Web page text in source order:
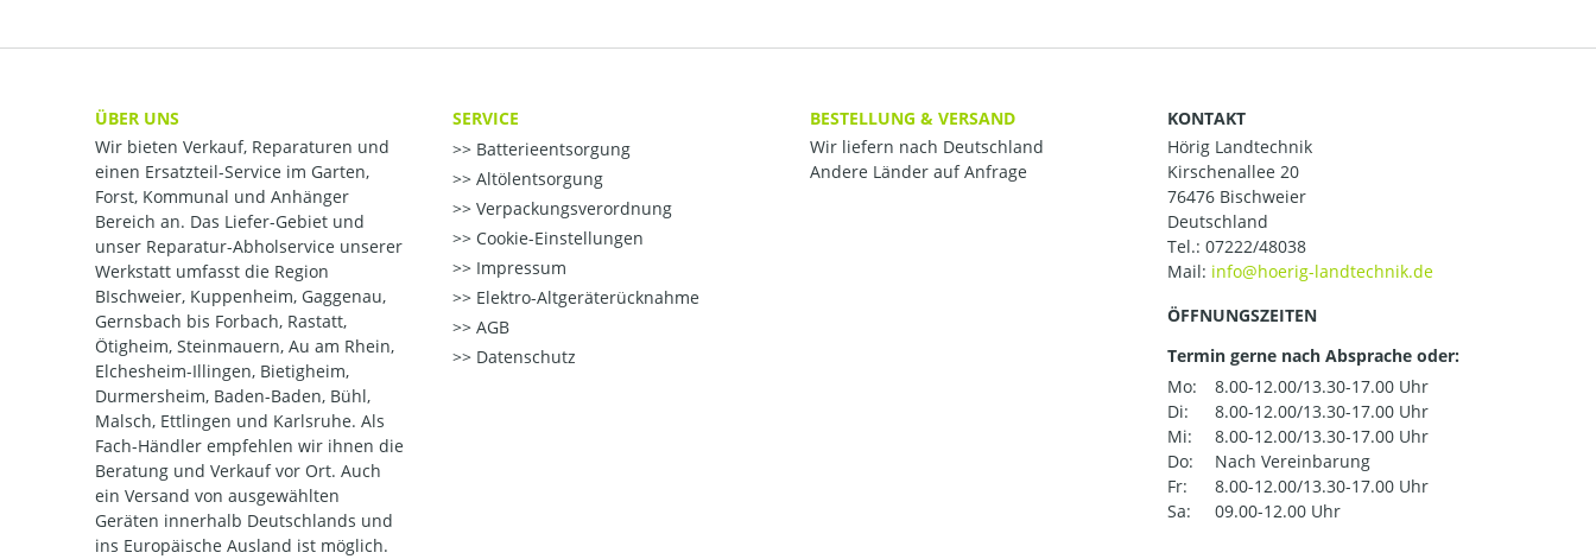
ÜBER UNS
Wir bieten Verkauf, Reparaturen und
einen Ersatzteil-Service im Garten,
Forst, Kommunal und Anhänger
Bereich an. Das Liefer-Gebiet und
unser Reparatur-Abholservice unserer
Werkstatt umfasst die Region
BIschweier, Kuppenheim, Gaggenau,
Gernsbach bis Forbach, Rastatt,
Ötigheim, Steinmauern, Au am Rhein,
Elchesheim-Illingen, Bietigheim,
Durmersheim, Baden-Baden, Bühl,
Malsch, Ettlingen und Karlsruhe. Als
Fach-Händler empfehlen wir ihnen die
Beratung und Verkauf vor Ort. Auch
ein Versand von ausgewählten
Geräten innerhalb Deutschlands und
ins Europäische Ausland ist möglich.
SERVICE
Batterieentsorgung
Altölentsorgung
Verpackungsverordnung
Cookie-Einstellungen
Impressum
Elektro-Altgeräterücknahme
AGB
Datenschutz
BESTELLUNG & VERSAND
Wir liefern nach Deutschland
Andere Länder auf Anfrage
KONTAKT
Hörig Landtechnik
Kirschenallee 20
76476 Bischweier
Deutschland
Tel.: 07222/48038
Mail:
ÖFFNUNGSZEITEN
Termin gerne nach Absprache oder:
Mo:
8.00-12.00/13.30-17.00 Uhr
Di:
8.00-12.00/13.30-17.00 Uhr
Mi:
8.00-12.00/13.30-17.00 Uhr
Do:
Nach Vereinbarung
Fr:
8.00-12.00/13.30-17.00 Uhr
Sa:
09.00-12.00 Uhr